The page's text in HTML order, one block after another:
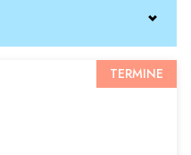
TERMINE